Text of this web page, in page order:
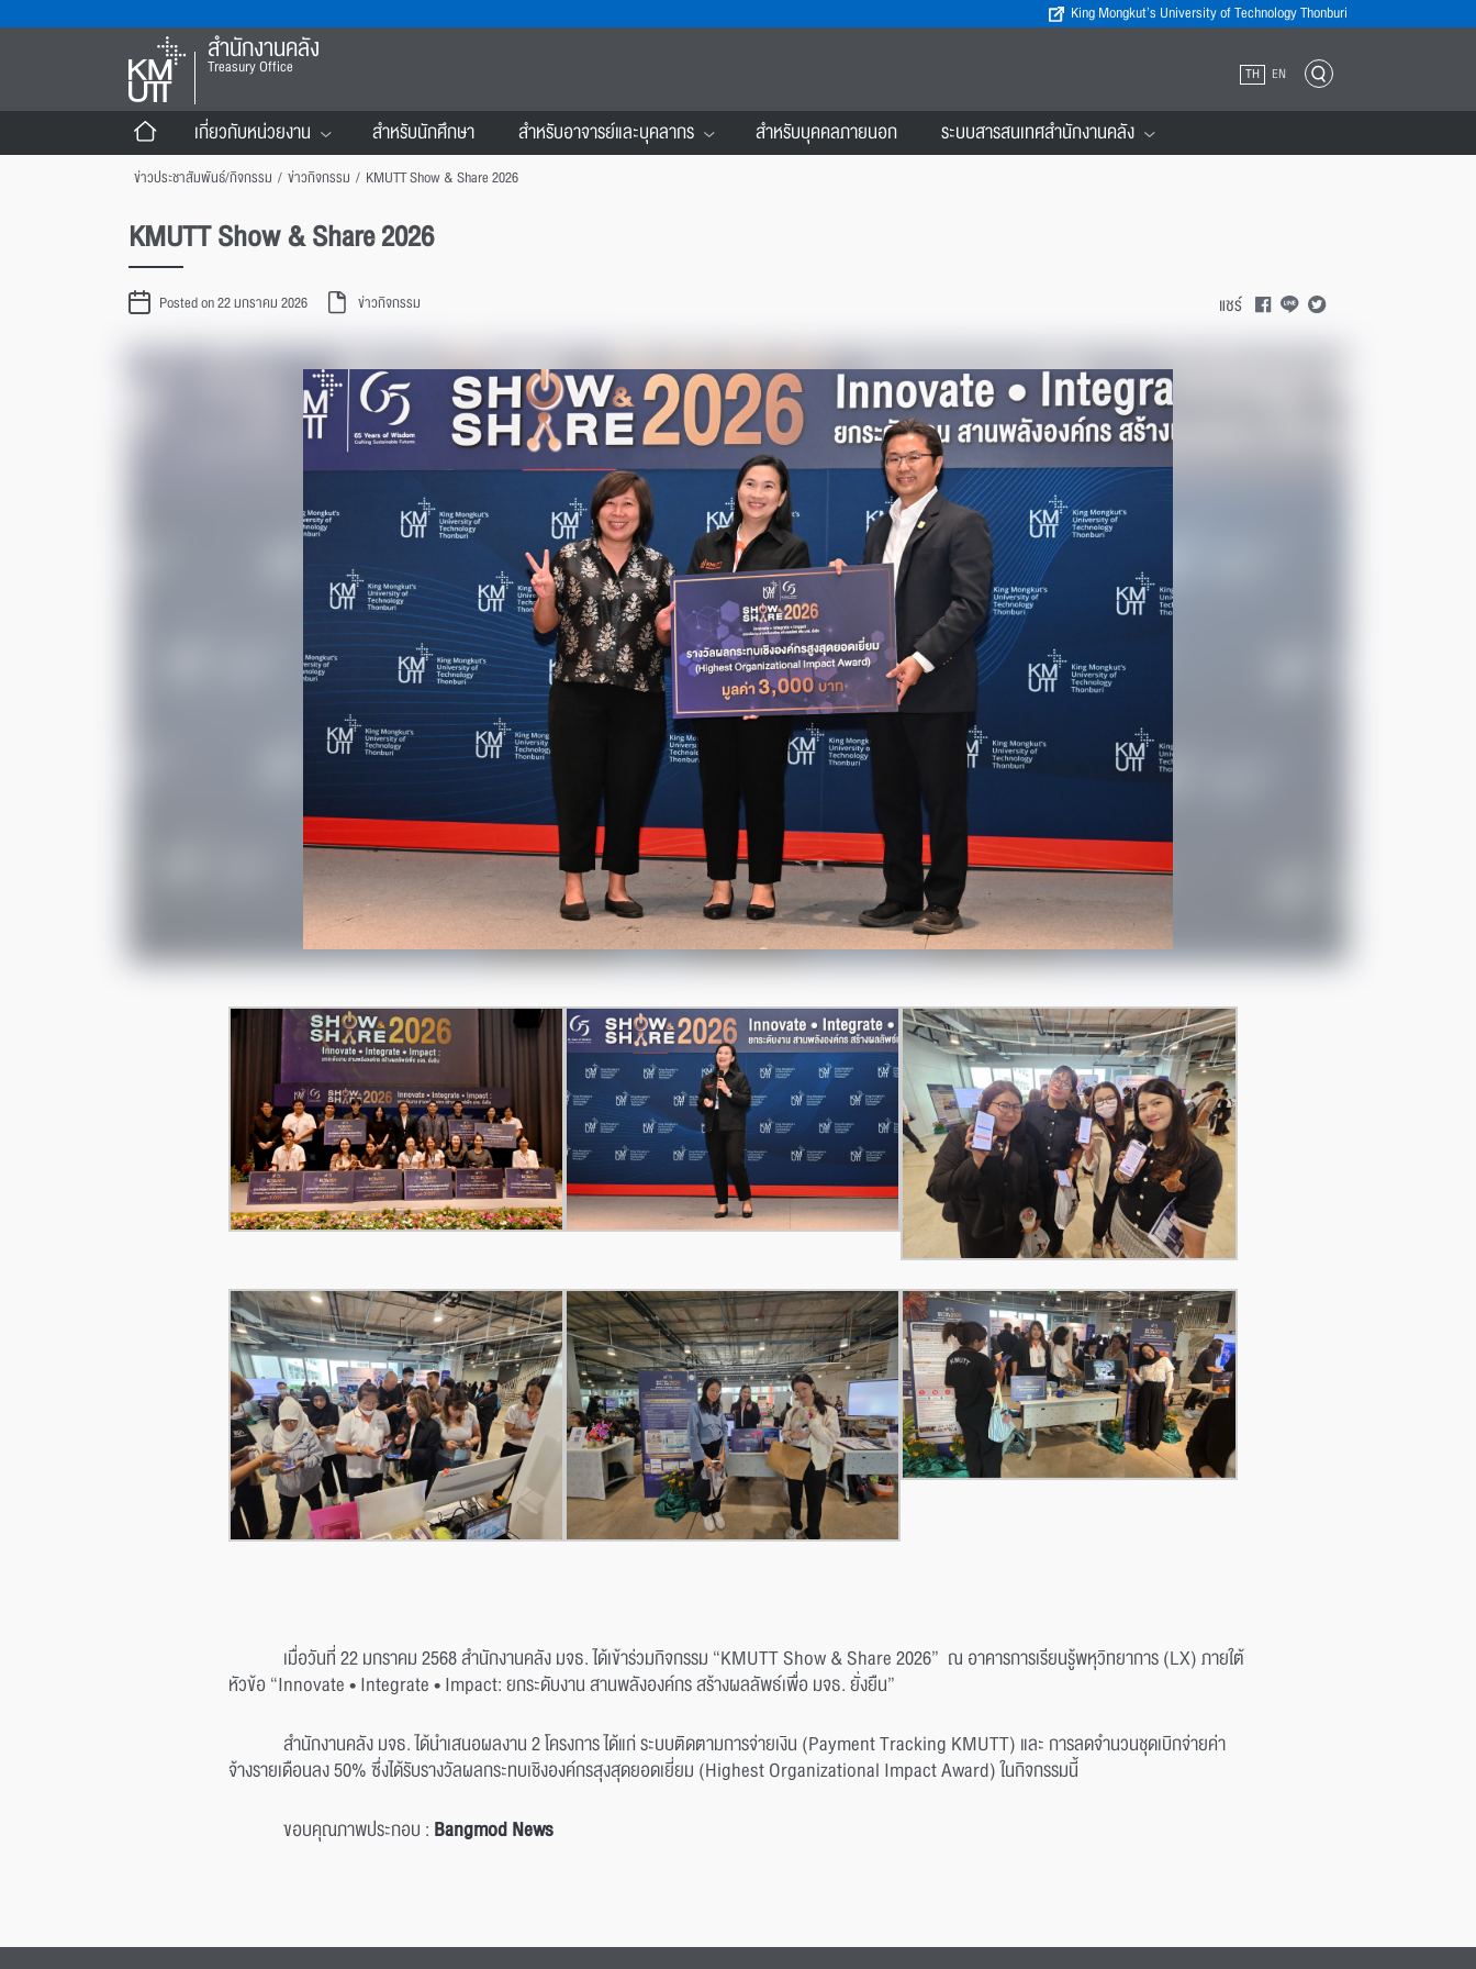
King Mongkut’s University of Technology Thonburi
สำนักงานคลัง
Treasury Office TH EN
เกี่ยวกับหน่วยงาน สำหรับนักศึกษา สำหรับอาจารย์และบุคลากร สำหรับบุคคลภายนอก ระบบสารสนเทศสำนักงานคลัง
ข่าวประชาสัมพันธ์/กิจกรรม / ข่าวกิจกรรม / KMUTT Show & Share 2026
KMUTT Show & Share 2026
Posted on 22 มกราคม 2026 ข่าวกิจกรรม แชร์
เมื่อวันที่ 22 มกราคม 2568 สำนักงานคลัง มจธ. ได้เข้าร่วมกิจกรรม “KMUTT Show & Share 2026” ณ อาคารการเรียนรู้พหุวิทยาการ (LX) ภายใต้
หัวข้อ “Innovate • Integrate • Impact: ยกระดับงาน สานพลังองค์กร สร้างผลลัพธ์เพื่อ มจธ. ยั่งยืน”
สำนักงานคลัง มจธ. ได้นำเสนอผลงาน 2 โครงการ ได้แก่ ระบบติดตามการจ่ายเงิน (Payment Tracking KMUTT) และ การลดจำนวนชุดเบิกจ่ายค่า
จ้างรายเดือนลง 50% ซึ่งได้รับรางวัลผลกระทบเชิงองค์กรสุงสุดยอดเยี่ยม (Highest Organizational Impact Award) ในกิจกรรมนี้
ขอบคุณภาพประกอบ : Bangmod News